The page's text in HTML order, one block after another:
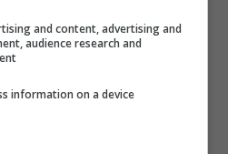
and content, advertising and
audience research and
information on a device